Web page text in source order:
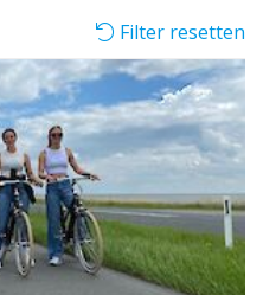
Filter resetten